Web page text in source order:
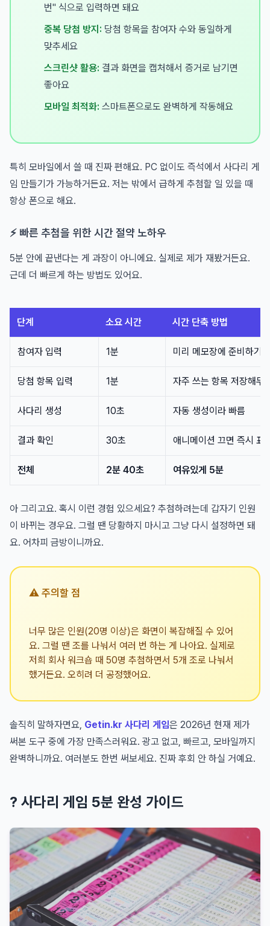
번" 식으로 입력하면 돼요
중복 당첨 방지: 당첨 항목을 참여자 수와 동일하게
맞추세요
스크린샷 활용: 결과 화면을 캡처해서 증거로 남기면
좋아요
모바일 최적화: 스마트폰으로도 완벽하게 작동해요
특히 모바일에서 쓸 때 진짜 편해요. PC 없이도 즉석에서 사다리 게
임 만들기가 가능하거든요. 저는 밖에서 급하게 추첨할 일 있을 때
항상 폰으로 해요.
⚡ 빠른 추첨을 위한 시간 절약 노하우
5분 안에 끝낸다는 게 과장이 아니에요. 실제로 제가 재봤거든요.
근데 더 빠르게 하는 방법도 있어요.
단계 소요 시간 시간 단축 방법
참여자 입력 1분 미리 메모장에 준비하기
당첨 항목 입력 1분 자주 쓰는 항목 저장해두
사다리 생성 10초 자동 생성이라 빠름
결과 확인 30초 애니메이션 끄면 즉시 표
전체 2분 40초 여유있게 5분
아 그리고요. 혹시 이런 경험 있으세요? 추첨하려는데 갑자기 인원
이 바뀌는 경우요. 그럴 땐 당황하지 마시고 그냥 다시 설정하면 돼
요. 어차피 금방이니까요.
⚠️ 주의할 점
너무 많은 인원(20명 이상)은 화면이 복잡해질 수 있어
요. 그럴 땐 조를 나눠서 여러 번 하는 게 나아요. 실제로
저희 회사 워크숍 때 50명 추첨하면서 5개 조로 나눠서
했거든요. 오히려 더 공정했어요.
솔직히 말하자면요, Getin.kr 사다리 게임은 2026년 현재 제가
써본 도구 중에 가장 만족스러워요. 광고 없고, 빠르고, 모바일까지
완벽하니까요. 여러분도 한번 써보세요. 진짜 후회 안 하실 거예요.
? 사다리 게임 5분 완성 가이드